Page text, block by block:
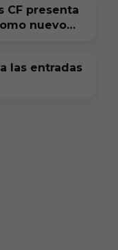
CF presenta
nuevo
las entradas